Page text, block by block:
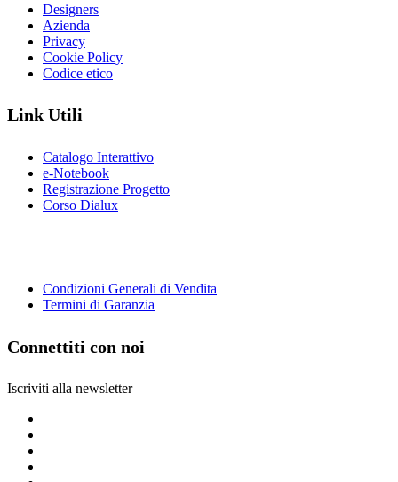
Designers
Azienda
Privacy
Cookie Policy
Codice etico
Link Utili
Catalogo Interattivo
e-Notebook
Registrazione Progetto
Corso Dialux
Condizioni Generali di Vendita
Termini di Garanzia
Connettiti con noi
Iscriviti alla newsletter